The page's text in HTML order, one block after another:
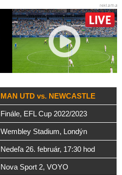
MAN UTD vs. NEWCASTLE
Finále, EFL Cup 2022/2023
Wembley Stadium, Londýn
Nedeľa 26. február, 17:30 hod
Nova Sport 2, VOYO